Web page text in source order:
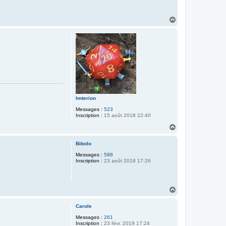
Imterion
Messages : 523
Inscription : 15 août 2018 22:40
Bibolo
Messages : 588
Inscription : 23 août 2018 17:26
Carole
Messages : 261
Inscription : 23 févr. 2019 17:24